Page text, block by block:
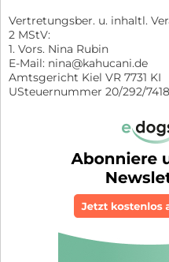
Vertretungsber. u. inhaltl.
2 MStV:
1. Vors. Nina Rubin
E-Mail: nina@kahucani.de
Amtsgericht Kiel VR 7731 KI
USteuernummer 20/292/